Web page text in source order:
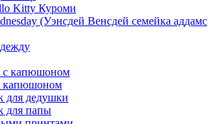
Kitty Куроми
(Уэнсдей Венсдей семейка аддамс
с капюшоном
капюшоном
для дедушки
для папы